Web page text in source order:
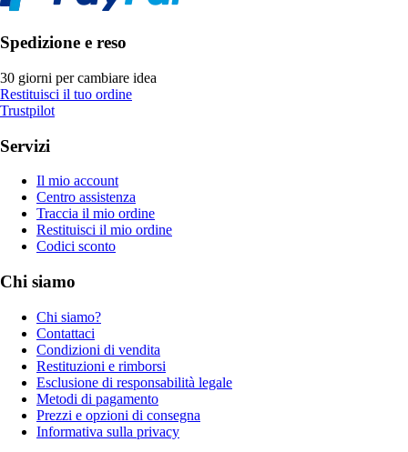
Spedizione e reso
30 giorni per cambiare idea
Restituisci il tuo ordine
Trustpilot
Servizi
Il mio account
Centro assistenza
Traccia il mio ordine
Restituisci il mio ordine
Codici sconto
Chi siamo
Chi siamo?
Contattaci
Condizioni di vendita
Restituzioni e rimborsi
Esclusione di responsabilità legale
Metodi di pagamento
Prezzi e opzioni di consegna
Informativa sulla privacy